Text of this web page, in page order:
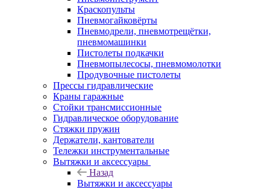
Краскопульты
Пневмогайковёрты
Пневмодрели, пневмотрещётки,
пневмомашинки
Пистолеты подкачки
Пневмопылесосы, пневмомолотки
Продувочные пистолеты
Прессы гидравлические
Краны гаражные
Стойки трансмиссионные
Гидравлическое оборудование
Стяжки пружин
Держатели, кантователи
Тележки инструментальные
Вытяжки и аксессуары
Назад
Вытяжки и аксессуары